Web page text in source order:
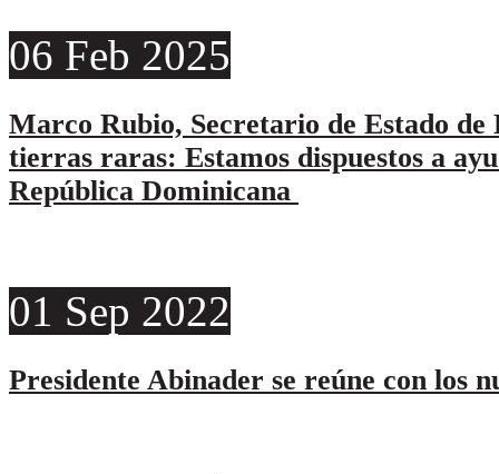
06 Feb 2025
Marco Rubio, Secretario de Estado de
tierras raras: Estamos dispuestos a
República Dominicana
01 Sep 2022
Presidente Abinader se reúne con los